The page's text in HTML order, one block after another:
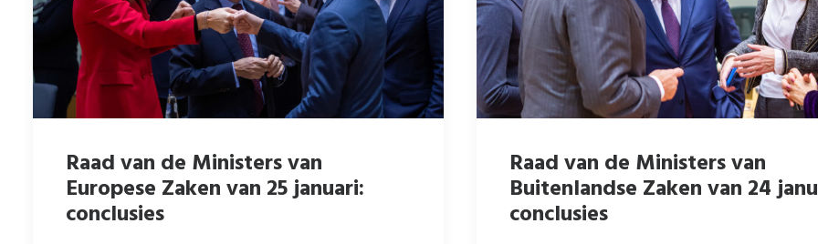
Raad van de Ministers van
Europese Zaken van 25 januari:
conclusies
Raad van de Ministers van
Buitenlandse Zaken van 24
conclusies